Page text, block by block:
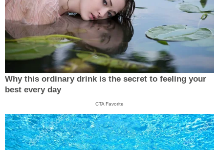
Why this ordinary drink is the secret to feeling your
best every day
CTA Favorite